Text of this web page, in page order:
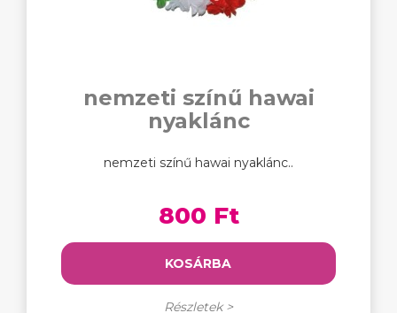
nemzeti színű hawai
nyaklánc
nemzeti színű hawai nyaklánc..
800 Ft
KOSÁRBA
Részletek >